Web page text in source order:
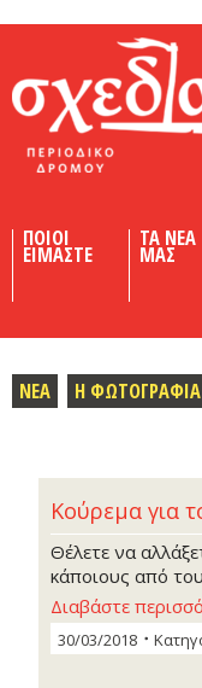
ΠΟΙΟΙ
ΕΙΜΑΣΤΕ
ΤΑ ΝΕΑ
ΜΑΣ
ΝΕΑ Η
Κούρεμα για
Θέλετε να
κάποιους από
Διαβάστε
30/03/2018